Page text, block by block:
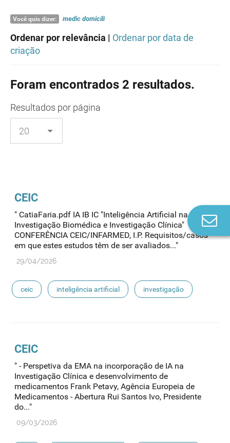
Você quis dizer: medic domicili
Ordenar por relevância | Ordenar por data de
criação
Foram encontrados 2 resultados.
Resultados por página
CEIC
" CatiaFaria.pdf IA IB IC "Inteligência Artificial na
Investigação Biomédica e Investigação Clínica"
CONFERÊNCIA CEIC/INFARMED, I.P. Requisitos/casos
em que estes estudos têm de ser avaliados..."
29/04/2026
ceic inteligência artificial investigação
CEIC
" - Perspetiva da EMA na incorporação de IA na
Investigação Clínica e desenvolvimento de
medicamentos Frank Petavy, Agência Europeia de
Medicamentos - Abertura Rui Santos Ivo, Presidente
do..."
09/03/2026